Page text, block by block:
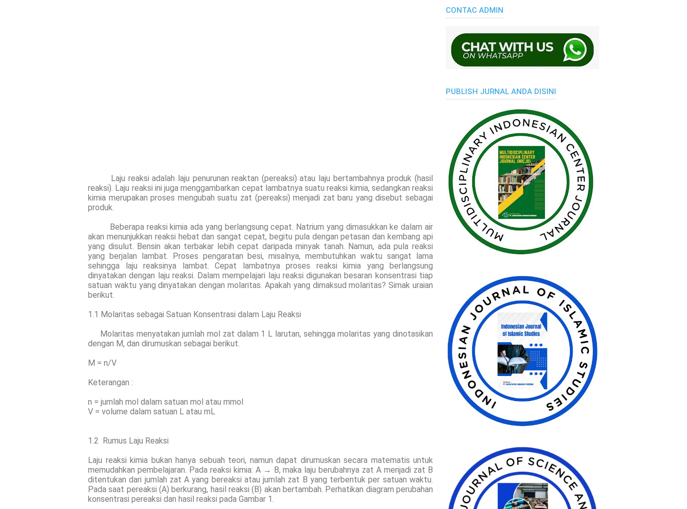
Laju reaksi adalah laju penurunan reaktan (pereaksi) atau laju bertambahnya produk (hasil
reaksi). Laju reaksi ini juga menggambarkan cepat lambatnya suatu reaksi kimia, sedangkan reaksi
kimia merupakan proses mengubah suatu zat (pereaksi) menjadi zat baru yang disebut sebagai
produk.
Beberapa reaksi kimia ada yang berlangsung cepat. Natrium yang dimasukkan ke dalam air
akan menunjukkan reaksi hebat dan sangat cepat, begitu pula dengan petasan dan kembang api
yang disulut. Bensin akan terbakar lebih cepat daripada minyak tanah. Namun, ada pula reaksi
yang berjalan lambat. Proses pengaratan besi, misalnya, membutuhkan waktu sangat lama
sehingga laju reaksinya lambat. Cepat lambatnya proses reaksi kimia yang berlangsung
dinyatakan dengan laju reaksi. Dalam mempelajari laju reaksi digunakan besaran konsentrasi tiap
satuan waktu yang dinyatakan dengan molaritas. Apakah yang dimaksud molaritas? Simak uraian
berikut.
1.1 Molaritas sebagai Satuan Konsentrasi dalam Laju Reaksi
Molaritas menyatakan jumlah mol zat dalam 1 L larutan, sehingga molaritas yang dinotasikan
dengan M, dan dirumuskan sebagai berikut.
M = n/V
Keterangan :
n = jumlah mol dalam satuan mol atau mmol
V = volume dalam satuan L atau mL
1.2 Rumus Laju Reaksi
Laju reaksi kimia bukan hanya sebuah teori, namun dapat dirumuskan secara matematis untuk
memudahkan pembelajaran. Pada reaksi kimia: A → B, maka laju berubahnya zat A menjadi zat B
ditentukan dari jumlah zat A yang bereaksi atau jumlah zat B yang terbentuk per satuan waktu.
Pada saat pereaksi (A) berkurang, hasil reaksi (B) akan bertambah. Perhatikan diagram perubahan
konsentrasi pereaksi dan hasil reaksi pada Gambar 1.
CONTAC ADMIN
PUBLISH JURNAL ANDA DISINI